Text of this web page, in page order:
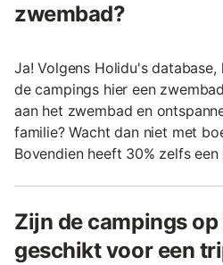
zwembad?
Ja! Volgens Holidu's
de campings hier een
aan het zwembad en
familie? Wacht dan niet met
Bovendien heeft 30% zelfs een
Zijn de campings
geschikt voor een